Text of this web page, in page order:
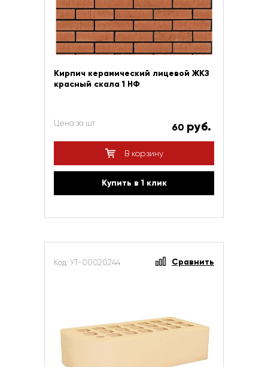
Кирпич керамический лицевой ЖКЗ
красный скала 1 НФ
Цена за шт 60 руб.
В корзину
Купить в 1 клик
Код: УТ-00020244 Сравнить